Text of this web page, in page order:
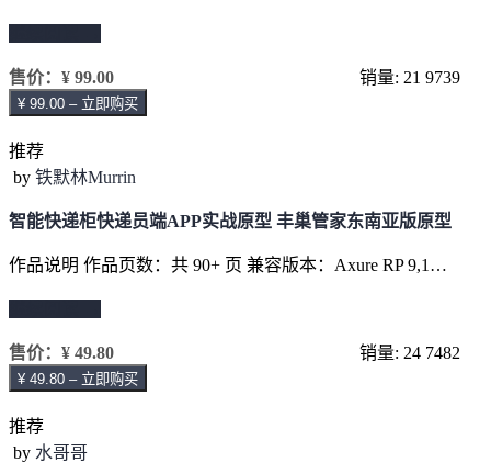
售价： ¥ 99.00 销量: 21 9739
¥ 99.00 – 立即购买
推荐
by 铁默林Murrin
智能快递柜快递员端APP实战原型 丰巢管家东南亚版原型
作品说明 作品页数：共 90+ 页 兼容版本：Axure RP 9,1…
售价： ¥ 49.80 销量: 24 7482
¥ 49.80 – 立即购买
推荐
by 水哥哥